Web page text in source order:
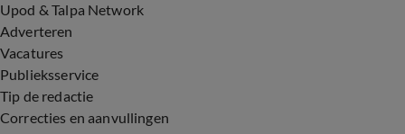
Upod & Talpa Network
Adverteren
Vacatures
Publieksservice
Tip de redactie
Correcties en aanvullingen